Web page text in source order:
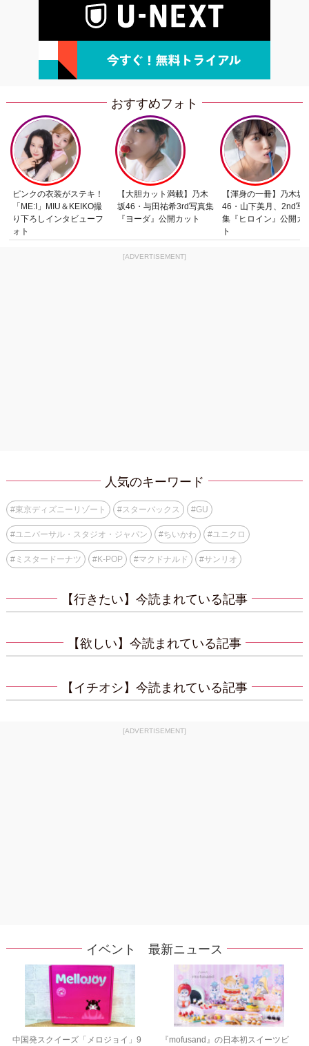
おすすめフォト
ピンクの衣装がステキ！
「ME:I」MIU＆KEIKO撮
り下ろしインタビューフ
ォト
【大胆カット満載】乃木
坂46・与田祐希3rd写真集
『ヨーダ』公開カット
【渾身の一冊】乃木坂
46・山下美月、2nd写
集『ヒロイン』公開カ
ト
[ADVERTISEMENT]
人気のキーワード
#東京ディズニーリゾート #スターバックス #GU
#ユニバーサル・スタジオ・ジャパン #ちいかわ #ユニクロ
#ミスタードーナツ #K-POP #マクドナルド #サンリオ
【行きたい】今読まれている記事
【欲しい】今読まれている記事
【イチオシ】今読まれている記事
[ADVERTISEMENT]
イベント 最新ニュース
中国発スクイーズ「メロジョイ」9 『mofusand』の日本初スイーツビ